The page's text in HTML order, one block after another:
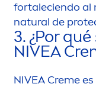
fortaleciendo al
natural de
3. ¿Por
NIVEA
NIVEA Creme